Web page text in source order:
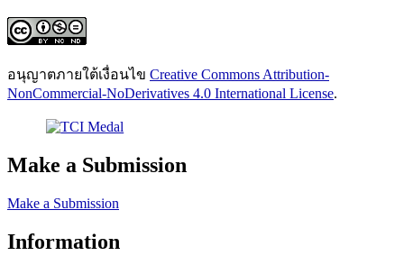
อนุญาตภายใต้เงื่อนไข Creative Commons Attribution-
NonCommercial-NoDerivatives 4.0 International License.
Make a Submission
Make a Submission
Information